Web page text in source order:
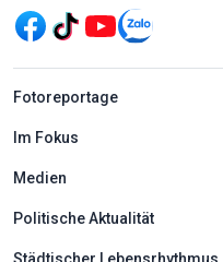
menu footer
Fotoreportage
Im Fokus
Medien
Politische Aktualität